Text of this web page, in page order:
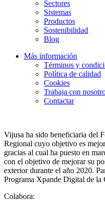
Sectores
Sistemas
Productos
Sostenibilidad
Blog
Más información
Términos y
Política de calidad
Cookies
Trabaja con
Contactar
Vijusa ha sido beneficiaria del
Regional cuyo objetivo es
gracias al cual ha puesto en
con el objetivo de mejorar su
exterior durante el año 2020.
Programa Xpande Digital de la
Colabora: